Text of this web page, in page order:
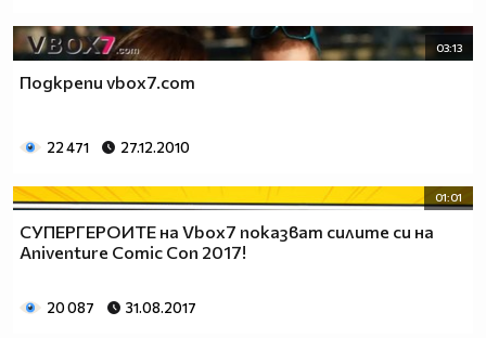
03:13
Подкрепи vbox7.com
22 471 27.12.2010
01:01
СУПЕРГЕРОИТЕ на Vbox7 показват силите си на
Aniventure Comic Con 2017!
20 087 31.08.2017